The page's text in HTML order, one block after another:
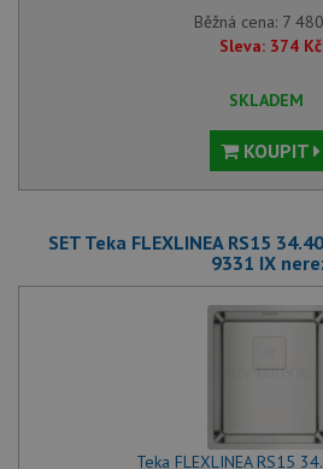
Běžná cena: 7 480
Sleva: 374 Kč
SKLADEM
KOUPIT
SET Teka FLEXLINEA RS15
9331 IX
Teka FLEXLINEA RS15